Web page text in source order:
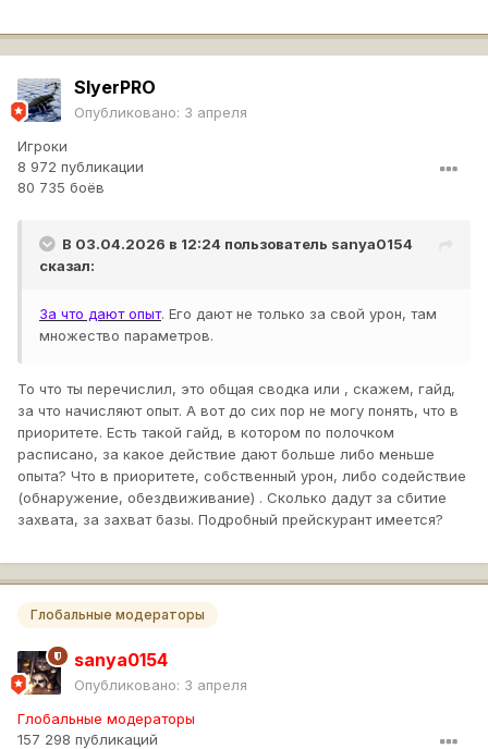
SlyerPRO
Опубликовано: 3 апреля
Игроки
8 972 публикации
80 735 боёв
В 03.04.2026 в 12:24 пользователь sanya0154
сказал:
За что дают опыт. Его дают не только за свой урон, там
множество параметров.
То что ты перечислил, это общая сводка или , скажем, гайд,
за что начисляют опыт. А вот до сих пор не могу понять, что в
приоритете. Есть такой гайд, в котором по полочком
расписано, за какое действие дают больше либо меньше
опыта? Что в приоритете, собственный урон, либо содействие
(обнаружение, обездвиживание) . Сколько дадут за сбитие
захвата, за захват базы. Подробный прейскурант имеется?
Глобальные модераторы
sanya0154
Опубликовано: 3 апреля
Глобальные модераторы
157 298 публикаций